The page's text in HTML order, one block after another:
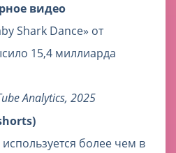
видео
Shark Dance» от
15,4 миллиарда
Analytics, 2025
более чем в